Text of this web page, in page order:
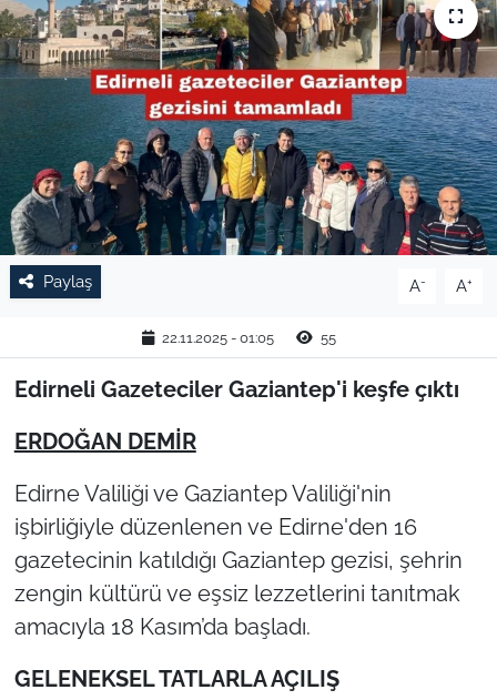
Paylaş A- A+
22.11.2025 - 01:05 55
Edirneli Gazeteciler Gaziantep'i keşfe çıktı
​ERDOĞAN DEMİR
Edirne Valiliği ve Gaziantep Valiliği'nin
işbirliğiyle düzenlenen ve Edirne'den 16
gazetecinin katıldığı Gaziantep gezisi, şehrin
zengin kültürü ve eşsiz lezzetlerini tanıtmak
amacıyla 18 Kasım’da başladı.
​GELENEKSEL TATLARLA AÇILIŞ
EĞİTİM
TARIM VE HAYVANCILIK
KÜLTÜR SANAT
RESMİ İLAN
SPOR
EDİRNE
TEKİRDAĞ
KIRKLARELİ
ÇANAKKALE
TÜRKİYE
Bölge